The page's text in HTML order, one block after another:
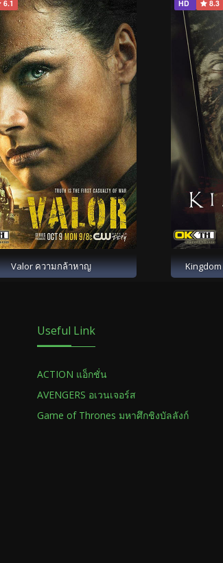
6.1
Valor ความกล้าหาญ
HD 8.3
Useful Link
ACTION แอ็กชั่น
AVENGERS อเวนเจอร์ส
Game of Thrones มหาศึกชิงบัลลังก์